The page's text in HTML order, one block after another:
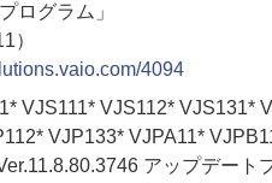
ログラム」
）
4094
VJS111* VJS112*
VJP133* VJPA11*
アップデート